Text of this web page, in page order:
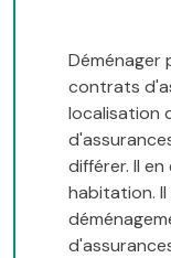
Déménager
contrats
localisation
différer. Il
habitation.